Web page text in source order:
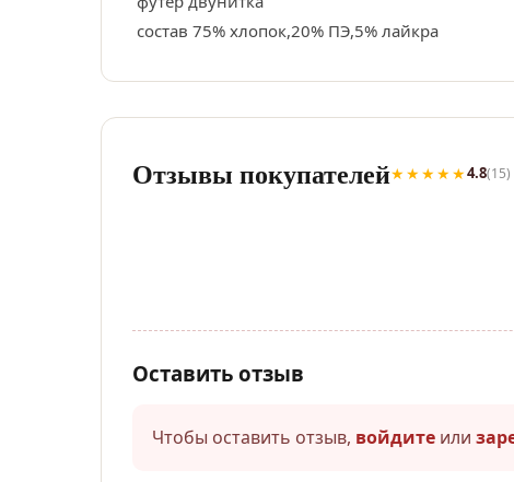
состав 75% хлопок,20% ПЭ,5% лайкра
Отзывы покупателей★★★★★4.8(15)
Оставить отзыв
Чтобы оставить отзыв, войдите или